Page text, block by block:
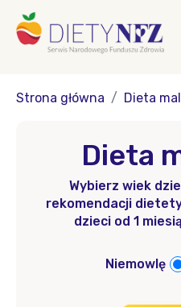
Strona główna Dieta
Dieta
Wybierz wiek
rekomendacji
dzieci od 1
Niemowlę